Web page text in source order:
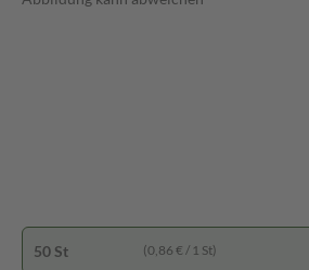
50 St (0,86 € / 1 St)